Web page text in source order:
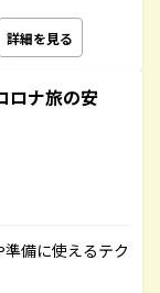
詳細を見る
ロナ旅の安
備に使えるテク